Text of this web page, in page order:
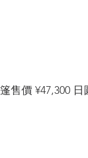
售價 ¥47,300 日